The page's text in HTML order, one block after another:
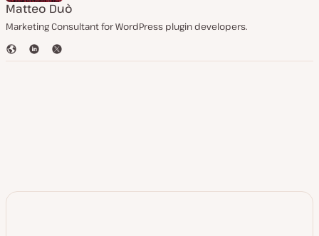
Matteo Duò
Marketing Consultant for WordPress plugin developers.
S
L
T